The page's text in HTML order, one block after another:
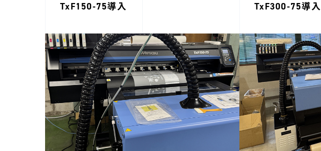
TxF150-75導入
TxF300-75導入